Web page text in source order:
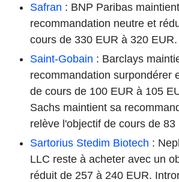
Safran : BNP Paribas
recommandation neutre et
cours de 330 EUR à 320 EUR.
Saint-Gobain : Barclays
recommandation surpondérer
de cours de 100 EUR à 105
Sachs maintient sa
relève l'objectif de cours de
Sartorius Stedim Biotech :
LLC reste à acheter avec un
réduit de 257 à 240 EUR.